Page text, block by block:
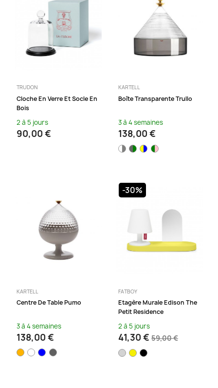
TRUDON
Cloche En Verre Et Socle En
Bois
2 à 5 jours
90,00 €
KARTELL
Boîte Transparente Trullo
3 à 4 semaines
138,00 €
KARTELL
Centre De Table Pumo
3 à 4 semaines
138,00 €
FATBOY
Etagère Murale Edison The
Petit Residence
2 à 5 jours
41,30 € 59,00 €
-30%